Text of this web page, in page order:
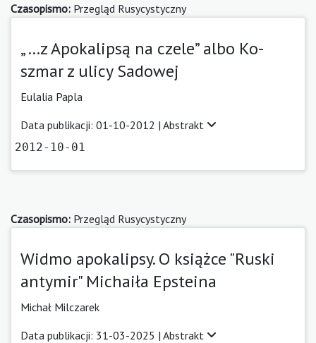
Czasopismo: Przegląd Rusycystyczny
„…z Apokalipsą na czele” albo Ko­­
szmar z ulicy Sado­­wej
Eulalia Papla
Data publikacji: 01-10-2012 | Abstrakt
2012-10-01
Czasopismo: Przegląd Rusycystyczny
Widmo apokalipsy. O książce "Ruski
antymir" Michaiła Epsteina
Michał Milczarek
Data publikacji: 31-03-2025 | Abstrakt